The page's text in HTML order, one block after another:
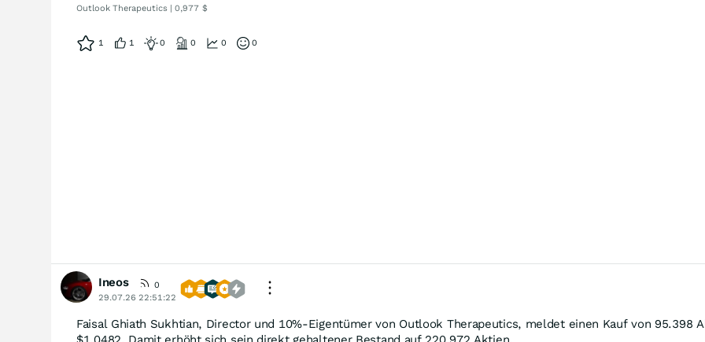
Outlook Therapeutics | 0,977 $
1 1 0 0 0 0
Ineos
0
29.07.26 22:51:22
Faisal Ghiath Sukhtian, Director und 10%-Eigentümer von Outlook Therapeutics, meldet einen Kauf von 95.398